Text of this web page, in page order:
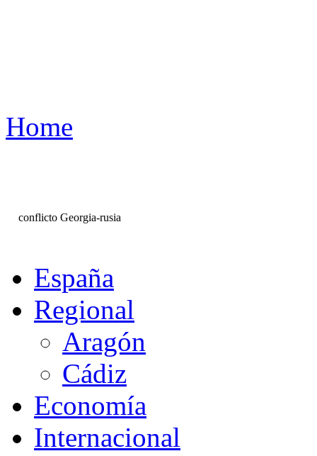
Home
conflicto Georgia-rusia
España
Regional
Aragón
Cádiz
Economía
Internacional